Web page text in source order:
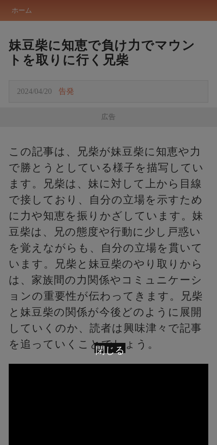
ホーム
妹豆柴に知恵で負け力でマウン
トを取りに行く兄柴
2024/04/20 告発
広告
この記事は、兄柴が妹豆柴に知恵や力
で勝とうとしている様子を描写してい
ます。兄柴は、妹に対して上から目線
で接しており、自分の立場を示すため
に力や知恵を振りかざしています。妹
豆柴は、兄の態度や行動に少し戸惑い
を覚えながらも、自分の立場を貫いて
います。兄柴と妹豆柴のやり取りから
は、家族間の力関係やコミュニケーシ
ョンの重要性が伝わってきます。兄柴
と妹豆柴の関係が今後どのように展開
していくのか、読者は興味津々で記事
を追っていくことでしょう。
閉じる